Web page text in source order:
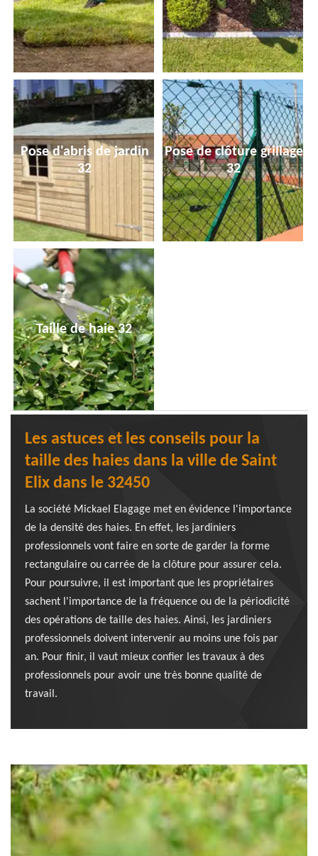
Pose d'abris de jardin
32
Pose de clôture grillage
32
Taille de haie 32
Les astuces et les conseils pour la
taille des haies dans la ville de Saint
Elix dans le 32450
La société Mickael Elagage met en évidence l'importance
de la densité des haies. En effet, les jardiniers
professionnels vont faire en sorte de garder la forme
rectangulaire ou carrée de la clôture pour assurer cela.
Pour poursuivre, il est important que les propriétaires
sachent l'importance de la fréquence ou de la périodicité
des opérations de taille des haies. Ainsi, les jardiniers
professionnels doivent intervenir au moins une fois par
an. Pour finir, il vaut mieux confier les travaux à des
professionnels pour avoir une très bonne qualité de
travail.